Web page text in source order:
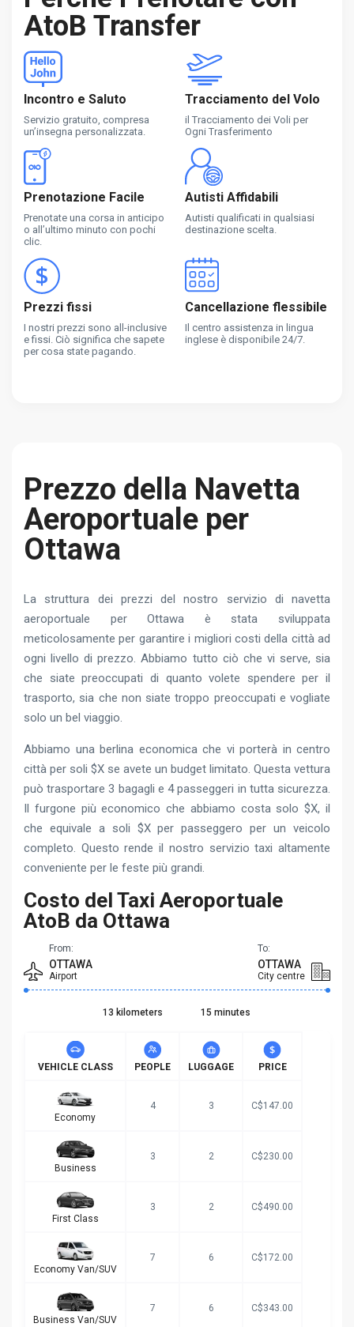
AtoB Transfer
Incontro e Saluto
Servizio gratuito, compresa
un’insegna personalizzata.
Tracciamento del Volo
il Tracciamento dei Voli per
Ogni Trasferimento
Prenotazione Facile
Prenotate una corsa in anticipo
o all’ultimo minuto con pochi
clic.
Autisti Affidabili
Autisti qualificati in qualsiasi
destinazione scelta.
Prezzi fissi
I nostri prezzi sono all-inclusive
e fissi. Ciò significa che sapete
per cosa state pagando.
Cancellazione flessibile
Il centro assistenza in lingua
inglese è disponibile 24/7.
Prezzo della Navetta
Aeroportuale per
Ottawa
La struttura dei prezzi del nostro servizio di navetta
aeroportuale per Ottawa è stata sviluppata
meticolosamente per garantire i migliori costi della città ad
ogni livello di prezzo. Abbiamo tutto ciò che vi serve, sia
che siate preoccupati di quanto volete spendere per il
trasporto, sia che non siate troppo preoccupati e vogliate
solo un bel viaggio.
Abbiamo una berlina economica che vi porterà in centro
città per soli $X se avete un budget limitato. Questa vettura
può trasportare 3 bagagli e 4 passeggeri in tutta sicurezza.
Il furgone più economico che abbiamo costa solo $X, il
che equivale a soli $X per passeggero per un veicolo
completo. Questo rende il nostro servizio taxi altamente
conveniente per le feste più grandi.
Costo del Taxi Aeroportuale
AtoB da Ottawa
From:
OTTAWA
Airport
To:
OTTAWA
City centre
13 kilometers 15 minutes
VEHICLE CLASS PEOPLE LUGGAGE PRICE
Economy
4 3 C$147.00
Business
3 2 C$230.00
First Class
3 2 C$490.00
Economy Van/SUV
7 6 C$172.00
Business Van/SUV
7 6 C$343.00